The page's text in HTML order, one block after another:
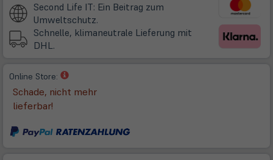
neuem
Second Life IT: Ein Beitrag zum
Umweltschutz.
Schnelle, klimaneutrale Lieferung mit
DHL.
Online Store:
(öffnet
in
neuem
Schade, nicht mehr
lieferbar!